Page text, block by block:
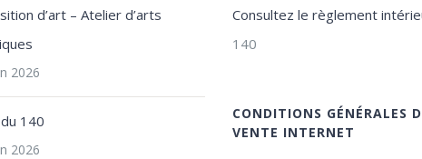
d’art – Atelier d’arts
2026
140
2026
Consultez le règlement
140
CONDITIONS GÉNÉRALES
VENTE INTERNET